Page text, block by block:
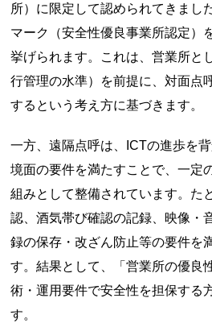
所）に限定して認められてきまし
マーク（安全性優良事業所認定）
挙げられます。これは、営業所と
行管理の水準）を前提に、対面点
するという考え方に基づきます。
一方、遠隔点呼は、ICTの進歩を
境面の要件を満たすことで、一定
組みとして整備されています。た
認、酒気帯び確認の記録、映像・
録の保存・改ざん防止等の要件を
す。結果として、「営業所の優良
術・運用要件で安全性を担保する
す。